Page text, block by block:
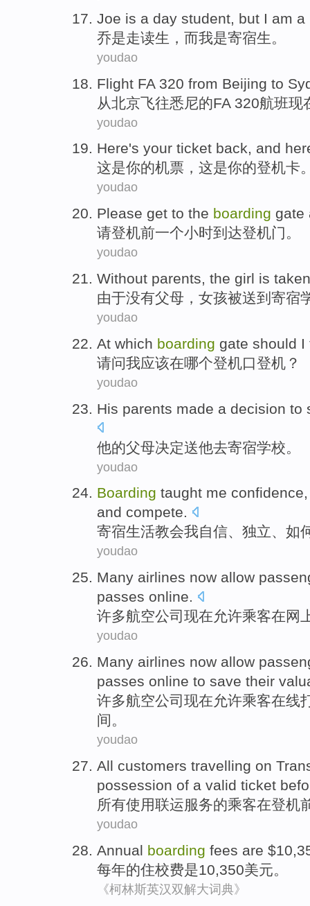
Joe is a day student, but I am a
乔是走读生 ， 而我是寄宿生。
youdao
Flight FA 320 from Beijing to
从北京飞往悉尼的FA 320航班现
youdao
Here's your ticket back, and
这是你的机票 ，这是你的登机卡
youdao
Please get to the boarding gate
请登机前一个小时到达登机门。
youdao
Without parents, the girl is taken
由于没有父母 ， 女孩被送到 寄宿
youdao
At which boarding gate should I
请问我应该在哪个登机口登机？
youdao
His parents made a decision to
他的父母决定送他去寄宿学校 。
youdao
Boarding taught me confidence
and compete.
寄宿生活教会我自信、 独立、 如
youdao
Many airlines now allow
passes online.
许多航空公司 现在允许乘客在网
youdao
Many airlines now allow
passes online to save their
许多航空公司 现在允许乘客在线
间。
youdao
All customers travelling on
possession of a valid ticket
所有使用联运服务的乘客在登机
youdao
Annual boarding fees are
每年的住校费是10,350美元。
《柯林斯英汉双解大词典》